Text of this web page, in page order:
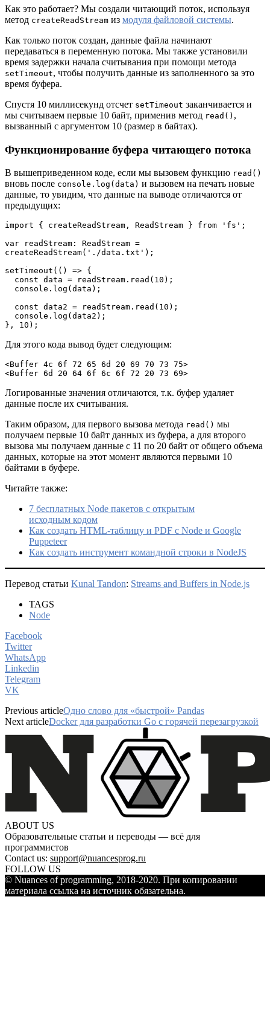
Как это работает? Мы создали читающий поток, используя
метод createReadStream из модуля файловой системы.
Как только поток создан, данные файла начинают
передаваться в переменную потока. Мы также установили
время задержки начала считывания при помощи метода
setTimeout, чтобы получить данные из заполненного за это
время буфера.
Спустя 10 миллисекунд отсчет setTimeout заканчивается и
мы считываем первые 10 байт, применив метод read() ,
вызванный с аргументом 10 (размер в байтах).
Функционирование буфера читающего потока
В вышеприведенном коде, если мы вызовем функцию read()
вновь после console.log(data) и вызовем на печать новые
данные, то увидим, что данные на выводе отличаются от
предыдущих:
import { createReadStream, ReadStream } from 'fs';
var readStream: ReadStream =
createReadStream('./data.txt');
setTimeout(() => {
}, 10);
Для этого кода вывод будет следующим:
<Buffer 4c 6f 72 65 6d 20 69 70 73 75>
<Buffer 6d 20 64 6f 6c 6f 72 20 73 69>
Логированные значения отличаются, т.к. буфер удаляет
данные после их считывания.
Таким образом, для первого вызова метода read() мы
получаем первые 10 байт данных из буфера, а для второго
вызова мы получаем данные с 11 по 20 байт от общего объема
данных, которые на этот момент являются первыми 10
байтами в буфере.
Читайте также:
7 бесплатных Node пакетов с открытым
исходным кодом
Как создать HTML-таблицу и PDF с Node и Google
Puppeteer
Как создать инструмент командной строки в NodeJS
Перевод статьи Kunal Tandon: Streams and Buffers in Node.js
TAGS
Node
Facebook
Twitter
WhatsApp
Linkedin
Telegram
VK
Previous articleОдно слово для «быстрой» Pandas
Next articleDocker для разработки Go с горячей перезагрузкой
ABOUT US
Образовательные статьи и переводы — всё для
программистов
Contact us: support@nuancesprog.ru
FOLLOW US
© Nuances of programming, 2018-2020. При копировании
материала ссылка на источник обязательна.